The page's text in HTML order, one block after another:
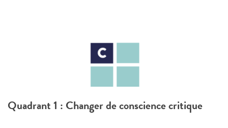
Quadrant 1 : Changer de conscience critique